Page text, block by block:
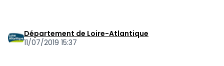
Département de Loire-Atlantique
11/07/2019 15:37